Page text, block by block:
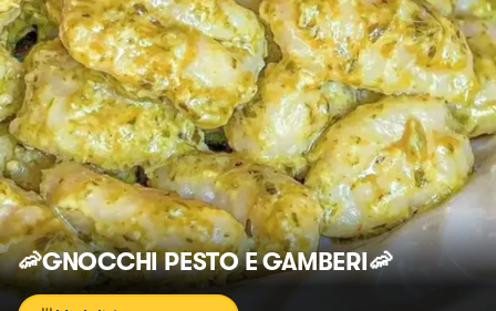
🦐GNOCCHI PESTO E GAMBERI🦐